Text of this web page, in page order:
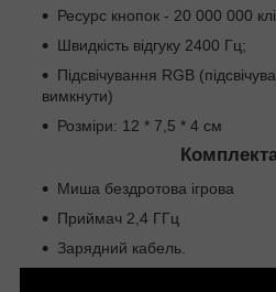
Ресурс кнопок - 20 000 000
Швидкість відгуку 2400 Гц;
Підсвічування RGB
вимкнути)
Розміри: 12 * 7,5 * 4 см
Миша бездротова ігрова
Приймач 2,4 ГГц
Зарядний кабель.